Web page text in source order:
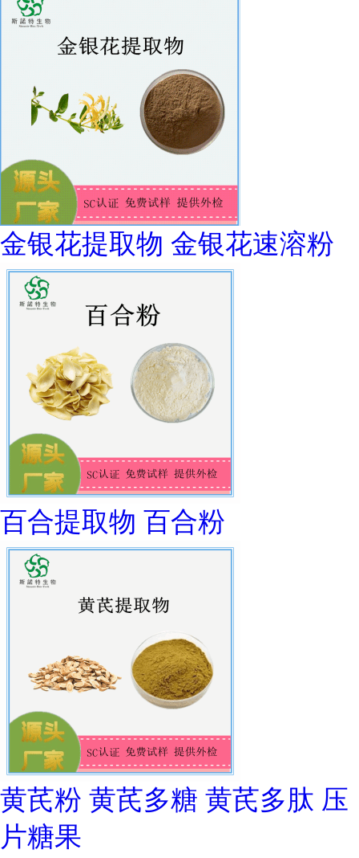
金银花提取物 金银花速溶粉
百合提取物 百合粉
黄芪粉 黄芪多糖 黄芪多肽 压
片糖果